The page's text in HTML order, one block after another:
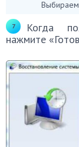
Когда
нажмите